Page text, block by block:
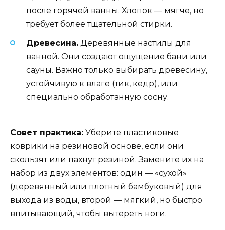
после горячей ванны. Хлопок — мягче, но
требует более тщательной стирки.
Древесина. Деревянные настилы для
ванной. Они создают ощущение бани или
сауны. Важно только выбирать древесину,
устойчивую к влаге (тик, кедр), или
специально обработанную сосну.
Совет практика: Уберите пластиковые
коврики на резиновой основе, если они
скользят или пахнут резиной. Замените их на
набор из двух элементов: один — «сухой»
(деревянный или плотный бамбуковый) для
выхода из воды, второй — мягкий, но быстро
впитывающий, чтобы вытереть ноги.